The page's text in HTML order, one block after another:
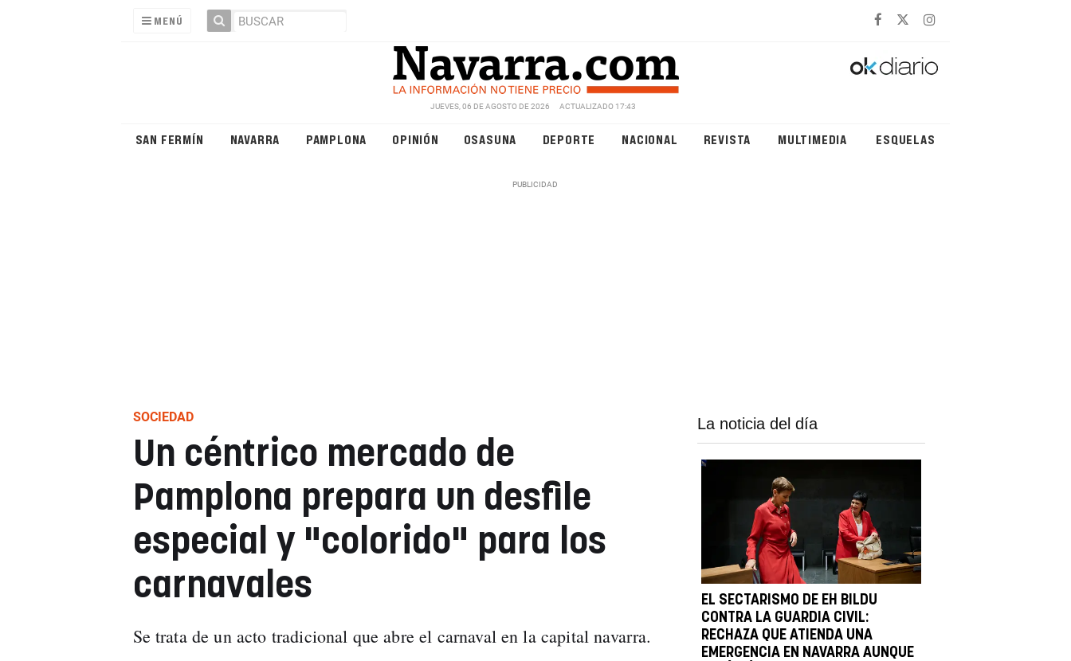
MENÚ
JUEVES, 06 DE AGOSTO DE 2026 ACTUALIZADO 17:43
SAN FERMÍN NAVARRA PAMPLONA OPINIÓN OSASUNA DEPORTE NACIONAL REVISTA MULTIMEDIA ESQUELAS
SOCIEDAD
Un céntrico mercado de
Pamplona prepara un desfile
especial y "colorido" para los
carnavales
Se trata de un acto tradicional que abre el carnaval en la capital navarra.
La noticia del día
EL SECTARISMO DE EH BILDU
CONTRA LA GUARDIA CIVIL:
RECHAZA QUE ATIENDA UNA
EMERGENCIA EN NAVARRA AUNQUE